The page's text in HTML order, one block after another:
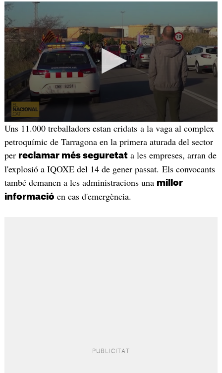
Uns 11.000 treballadors estan cridats a la vaga al complex
petroquímic de Tarragona en la primera aturada del sector
per reclamar més seguretata les empreses, arran de
l'explosió a IQOXE del 14 de gener passat. Els convocants
també demanen a les administracions una millor
informació en cas d'emergència.